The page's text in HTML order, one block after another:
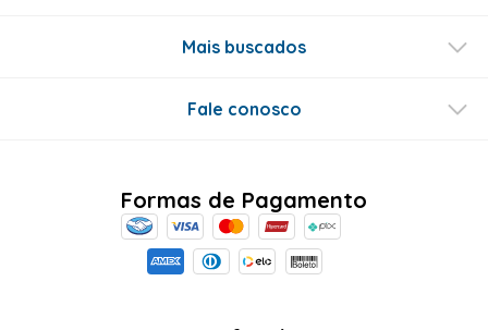
Mais buscados
Fale conosco
Formas de Pagamento